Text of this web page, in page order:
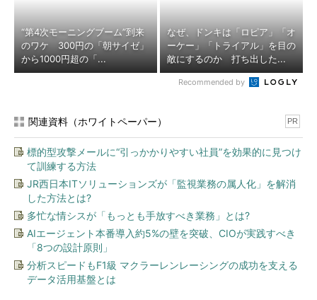
“第4次モーニングブーム”到来
のワケ 300円の「朝サイゼ」
から1000円超の「...
なぜ、ドンキは「ロピア」「オ
ーケー」「トライアル」を目の
敵にするのか 打ち出した...
Recommended by
関連資料（ホワイトペーパー） PR
標的型攻撃メールに“引っかかりやすい社員”を効果的に見つけ
て訓練する方法
JR西日本ITソリューションズが「監視業務の属人化」を解消
した方法とは?
多忙な情シスが「もっとも手放すべき業務」とは?
AIエージェント本番導入約5%の壁を突破、CIOが実践すべき
「8つの設計原則」
分析スピードもF1級 マクラーレンレーシングの成功を支える
データ活用基盤とは